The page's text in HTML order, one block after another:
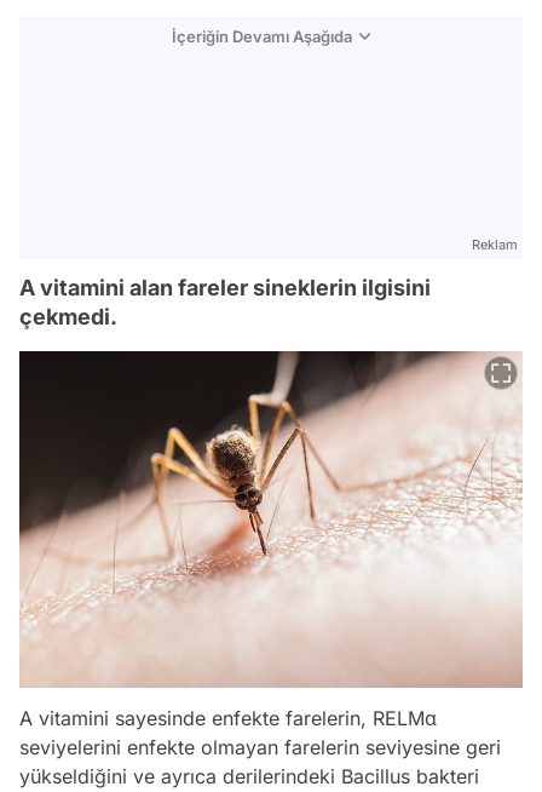
İçeriğin Devamı Aşağıda
Reklam
A vitamini alan fareler sineklerin ilgisini
çekmedi.
A vitamini sayesinde enfekte farelerin, RELMα
seviyelerini enfekte olmayan farelerin seviyesine geri
yükseldiğini ve ayrıca derilerindeki Bacillus bakteriVideo